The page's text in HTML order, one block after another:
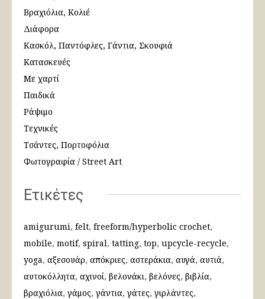
Βραχιόλια, Κολιέ
Διάφορα
Κασκόλ, Παντόφλες, Γάντια, Σκουφιά
Κατασκευές
Με χαρτί
Παιδικά
Ράψιμο
Τεχνικές
Τσάντες, Πορτοφόλια
Φωτογραφία / Street Art
Ετικέτες
amigurumi felt freeform/hyperbolic crochet
mobile motif spiral tatting top upcycle-recycle
yoga αξεσουάρ απόκριες αστεράκια αυγά αυτιά
αυτοκόλλητα αχινοί βελονάκι βελόνες βιβλία
βραχιόλια γάμος γάντια γάτες γιρλάντες